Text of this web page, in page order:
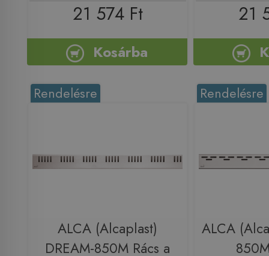
21 574 Ft
Kosárba
21
Rendelésre
ALCA (Alcaplast)
DREAM-850M Rács a
Rendelésre
ALCA